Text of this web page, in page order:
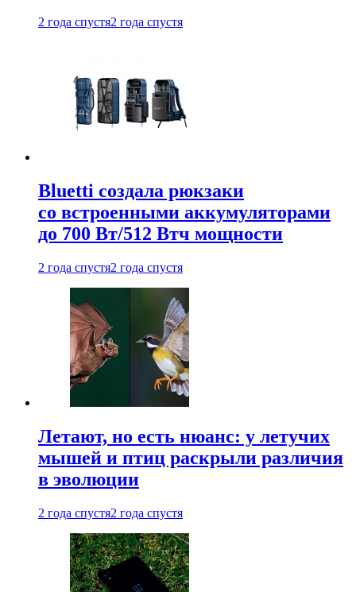
2 года спустя2 года спустя
Bluetti создала рюкзаки
со встроенными аккумуляторами
до 700 Вт/512 Втч мощности
2 года спустя2 года спустя
Летают, но есть нюанс: у летучих
мышей и птиц раскрыли различия
в эволюции
2 года спустя2 года спустя